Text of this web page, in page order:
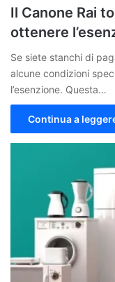
Il Canone Rai
ottenere
Se siete stanchi di
alcune condizioni
l’esenzione. Questa…
Continua a